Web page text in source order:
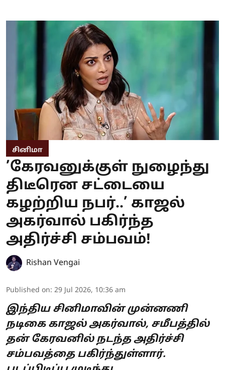
சினிமா
’கேரவனுக்குள் நுழைந்து
திடீரென சட்டையை
கழற்றிய நபர்..’ காஜல்
அகர்வால் பகிர்ந்த
அதிர்ச்சி சம்பவம்!
Rishan Vengai
Published on: 29 Jul 2026, 10:36 am
இந்திய சினிமாவின் முன்னணி
நடிகை காஜல் அகர்வால், சமீபத்தில்
தன் கேரவனில் நடந்த அதிர்ச்சி
சம்பவத்தை பகிர்ந்துள்ளார்.